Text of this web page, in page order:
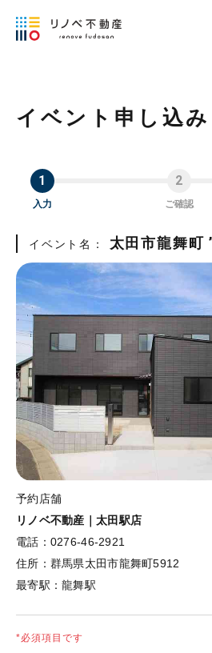
イベント申し込
入力 ご確認
イベント名： 太田市龍舞町
予約店舗
リノベ不動産｜太田駅店
電話： 0276-46-2921
住所： 群馬県太田市龍舞町5912
最寄駅：龍舞駅
*必須項目です